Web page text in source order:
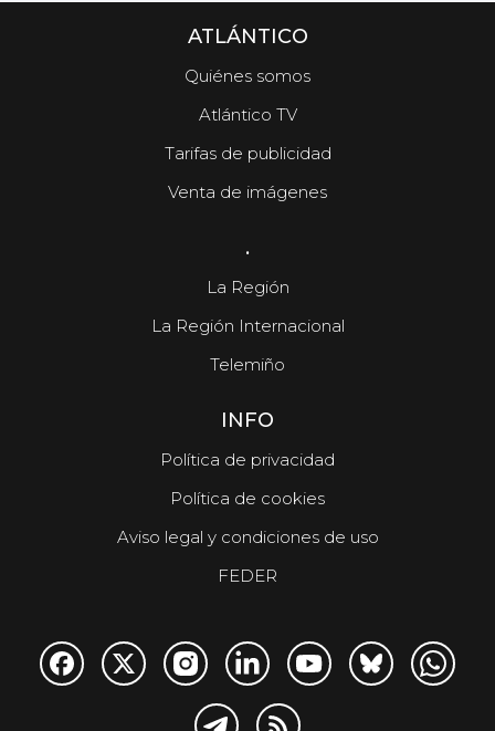
ATLÁNTICO
Quiénes somos
Atlántico TV
Tarifas de publicidad
Venta de imágenes
.
La Región
La Región Internacional
Telemiño
INFO
Política de privacidad
Política de cookies
Aviso legal y condiciones de uso
FEDER